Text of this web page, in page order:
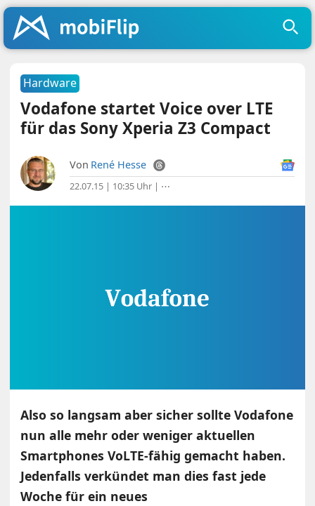
Hardware
Vodafone startet Voice over LTE
für das Sony Xperia Z3 Compact
Von René Hesse
22.07.15 | 10:35 Uhr | ⋯
Also so langsam aber sicher sollte Vodafone
nun alle mehr oder weniger aktuellen
Smartphones VoLTE-fähig gemacht haben.
Jedenfalls verkündet man dies fast jede
Woche für ein neues